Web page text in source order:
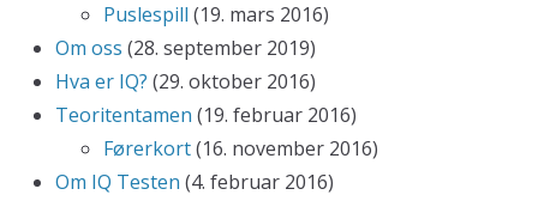
Puslespill (19. mars 2016)
Om oss (28. september 2019)
Hva er IQ? (29. oktober 2016)
Teoritentamen (19. februar 2016)
Førerkort(16. november 2016)
Om IQ Testen (4. februar 2016)